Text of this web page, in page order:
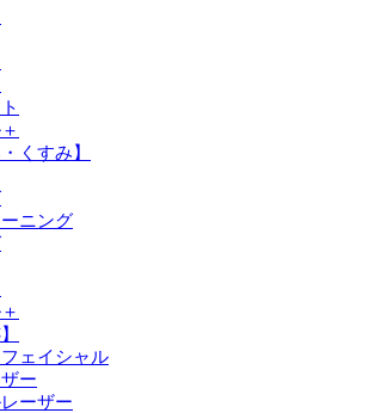
くすみ】
ニング
ェイシャル
ー
ーザー